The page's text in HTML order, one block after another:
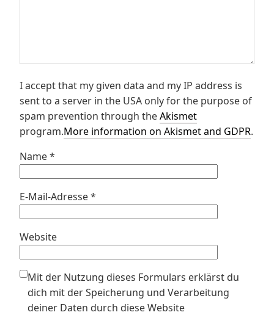
I accept that my given data and my IP address is
sent to a server in the USA only for the purpose of
spam prevention through theAkismet
program.More information on Akismet and GDPR.
Name*
E-Mail-Adresse*
Website
Mit der Nutzung dieses Formulars erklärst du
dich mit der Speicherung und Verarbeitung
deiner Daten durch diese Website